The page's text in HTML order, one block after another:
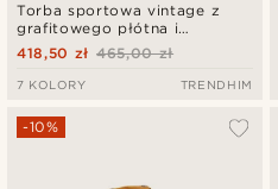
Torba sportowa vintage z
grafitowego płótna i
brązowej skóry465,00 zł
418,50 zł
7 KOLORY TRENDHIM
-10%